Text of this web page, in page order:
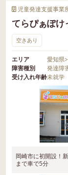
児童発達支援事業
てらぴぁぽ
空きあり
エリア 愛知県>
障害種別
発達障
受け入れ年齢未就学
岡崎市に初開設！
まで車で5分